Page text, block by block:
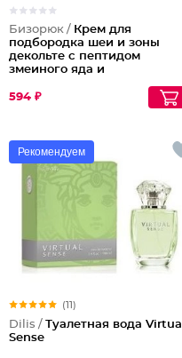
Бизорюк / Крем для
подбородка шеи и зоны
декольте с пептидом
змеиного яда и
594 ₽
Рекомендуем
(11)
Dilis / Туалетная вода Virtual
Sense